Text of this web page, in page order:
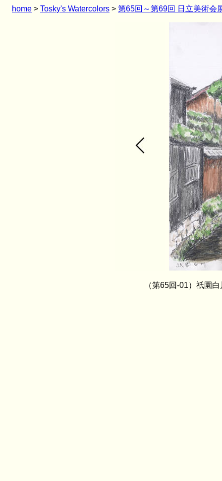
home > Tosky's Watercolors > 第65回～第69回 日立美術会
（第65回-01）祇園白